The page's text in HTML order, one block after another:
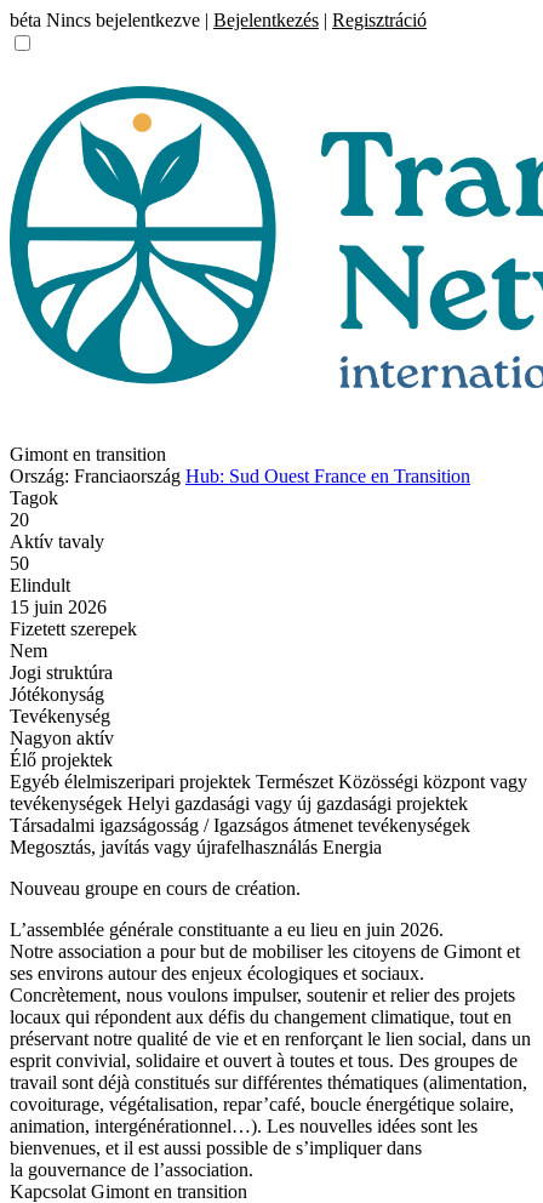
béta Nincs bejelentkezve | Bejelentkezés | Regisztráció
Gimont en transition
Ország: Franciaország Hub: Sud Ouest France en Transition
Tagok
20
Aktív tavaly
50
Elindult
15 juin 2026
Fizetett szerepek
Nem
Jogi struktúra
Jótékonyság
Tevékenység
Nagyon aktív
Élő projektek
Egyéb élelmiszeripari projektek Természet Közösségi központ vagy
tevékenységek Helyi gazdasági vagy új gazdasági projektek
Társadalmi igazságosság / Igazságos átmenet tevékenységek
Megosztás, javítás vagy újrafelhasználás Energia
Nouveau groupe en cours de création.
L’assemblée générale constituante a eu lieu en juin 2026.
Notre association a pour but de mobiliser les citoyens de Gimont et
ses environs autour des enjeux écologiques et sociaux.
Concrètement, nous voulons impulser, soutenir et relier des projets
locaux qui répondent aux défis du changement climatique, tout en
préservant notre qualité de vie et en renforçant le lien social, dans un
esprit convivial, solidaire et ouvert à toutes et tous. Des groupes de
travail sont déjà constitués sur différentes thématiques (alimentation,
covoiturage, végétalisation, repar’café, boucle énergétique solaire,
animation, intergénérationnel…). Les nouvelles idées sont les
bienvenues, et il est aussi possible de s’impliquer dans
la gouvernance de l’association.
Kapcsolat Gimont en transition